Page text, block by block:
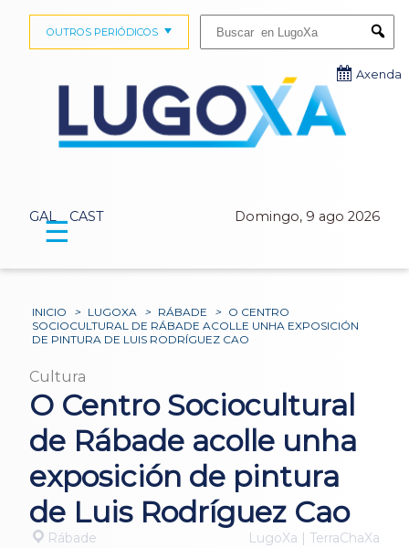
GAL CAST Domingo, 9 ago 2026
OUTROS PERIÓDICOS
Axenda
☰
INICIO > LUGOXA > RÁBADE > O CENTRO
SOCIOCULTURAL DE RÁBADE ACOLLE UNHA EXPOSICIÓN
DE PINTURA DE LUIS RODRÍGUEZ CAO
Cultura
O Centro Sociocultural
de Rábade acolle unha
exposición de pintura
de Luis Rodríguez Cao
Rábade LugoXa | TerraChaXa